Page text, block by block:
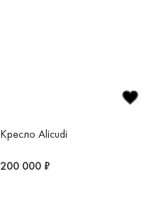
Кресло Alicudi
200 000 ₽